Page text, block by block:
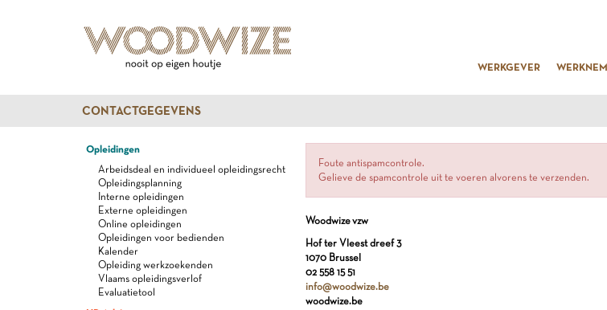
WERKGEVER
CONTACTGEGEVENS
Opleidingen
Arbeidsdeal en individueel opleidingsrecht
Opleidingsplanning
Interne opleidingen
Externe opleidingen
Online opleidingen
Opleidingen voor bedienden
Kalender
Opleiding werkzoekenden
Vlaams opleidingsverlof
Evaluatietool
Foute antispamcontrole.
Gelieve de spamcontrole uit te voeren alvorens te verzenden.
Woodwize vzw
Hof ter Vleest dreef 3
1070 Brussel
02 558 15 51
info@woodwize.be
woodwize.be